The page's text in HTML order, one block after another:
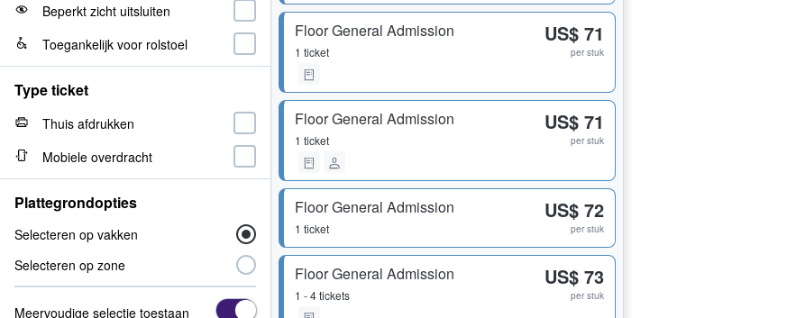
Floor General Admission
1 ticket
US$ 71
per stuk
Floor General Admission
1 ticket
US$ 71
per stuk
Floor General Admission
1 ticket
US$ 72
per stuk
Floor General Admission
1 - 4 tickets
US$ 73
per stuk
Beperkt zicht uitsluiten
Toegankelijk voor rolstoel
Type ticket
Thuis afdrukken
Mobiele overdracht
Plattegrondopties
Selecteren op vakken
Selecteren op zone
Meervoudige selectie toestaan